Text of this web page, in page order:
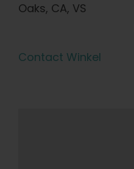
Oaks, CA, VS
Contact Winkel